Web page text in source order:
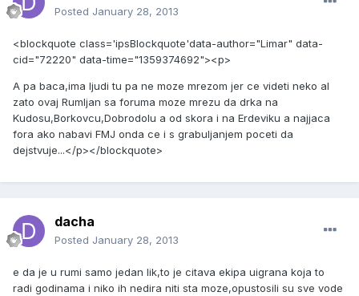
Posted January 28, 2013
<blockquote class='ipsBlockquote'data-author="Limar" data-
cid="72220" data-time="1359374692"><p>
A pa baca,ima ljudi tu pa ne moze mrezom jer ce videti neko al
zato ovaj Rumljan sa foruma moze mrezu da drka na
Kudosu,Borkovcu,Dobrodolu a od skora i na Erdeviku a najjaca
fora ako nabavi FMJ onda ce i s grabuljanjem poceti da
dejstvuje...</p></blockquote>
dacha
Posted January 28, 2013
e da je u rumi samo jedan lik,to je citava ekipa uigrana koja to
radi godinama i niko ih nedira niti sta moze,opustosili su sve vode